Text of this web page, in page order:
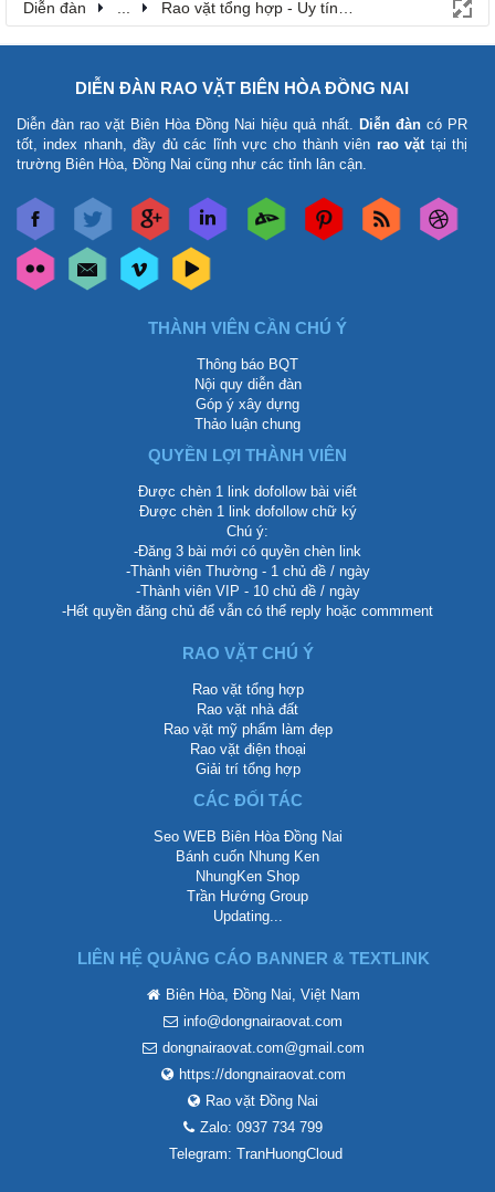
Diễn đàn Rao vặt tổng hợp - Uy tín - Miễn phí
DIỄN ĐÀN RAO VẶT BIÊN HÒA ĐỒNG NAI
Diễn đàn rao vặt Biên Hòa Đồng Nai hiệu quả nhất. Diễn đàn có PR
tốt, index nhanh, đầy đủ các lĩnh vực cho thành viên rao vặt tại thị
trường Biên Hòa, Đồng Nai cũng như các tỉnh lân cận.
THÀNH VIÊN CẦN CHÚ Ý
Thông báo BQT
Nội quy diễn đàn
Góp ý xây dựng
Thảo luận chung
QUYỀN LỢI THÀNH VIÊN
Được chèn 1 link dofollow bài viết
Được chèn 1 link dofollow chữ ký
Chú ý:
-Đăng 3 bài mới có quyền chèn link
-Thành viên Thường - 1 chủ đề / ngày
-Thành viên VIP - 10 chủ đề / ngày
-Hết quyền đăng chủ để vẫn có thể reply hoặc commment
RAO VẶT CHÚ Ý
Rao vặt tổng hợp
Rao vặt nhà đất
Rao vặt mỹ phẩm làm đẹp
Rao vặt điện thoại
Giải trí tổng hợp
CÁC ĐỐI TÁC
Seo WEB Biên Hòa Đồng Nai
Bánh cuốn Nhung Ken
NhungKen Shop
Trần Hướng Group
Updating...
LIÊN HỆ QUẢNG CÁO BANNER & TEXTLINK
Biên Hòa, Đồng Nai, Việt Nam
info@dongnairaovat.com
dongnairaovat.com@gmail.com
https://dongnairaovat.com
Rao vặt Đồng Nai
Zalo: 0937 734 799
Telegram: TranHuongCloud